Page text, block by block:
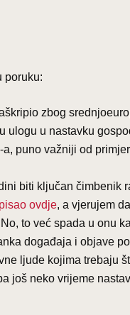
poruku:
zbog
ulogu u nastavku
puno važniji od
biti ključan čimbenik
ovdje, a vjerujem
to već spada u onu
događaja i objave
ljude kojima trebaju
još neko vrijeme